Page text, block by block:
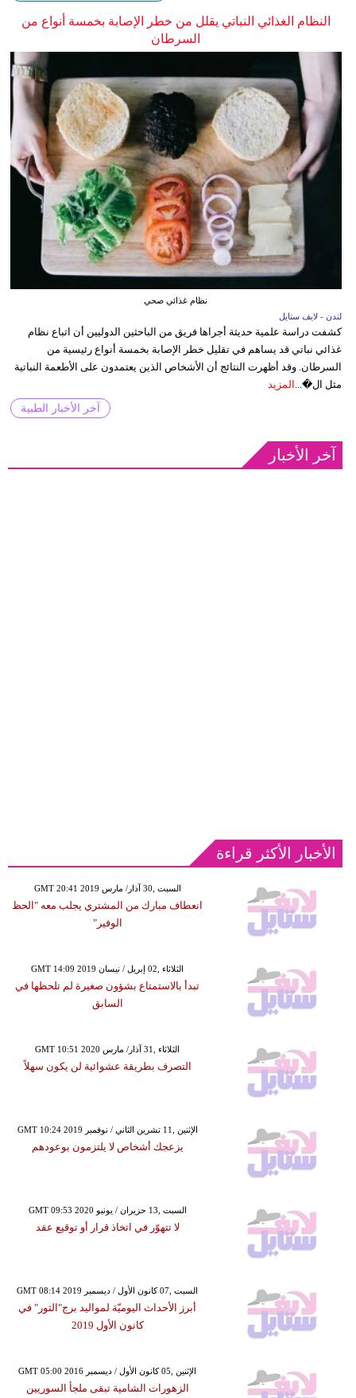
النظام الغذائي النباتي يقلل من خطر الإصابة بخمسة أنواع من
السرطان
نظام غذائي صحي
لندن - لايف ستايل
كشفت دراسة علمية حديثة أجراها فريق من الباحثين الدوليين أن اتباع نظام
غذائي نباتي قد يساهم في تقليل خطر الإصابة بخمسة أنواع رئيسية من
السرطان. وقد أظهرت النتائج أن الأشخاص الذين يعتمدون على الأطعمة النباتية
مثل ال�...
المزيد
آخر الأخبار الطبية
آخر الأخبار
الأخبار الأكثر قراءة
GMT 20:41 2019 السبت ,30 آذار/ مارس
انعطاف مبارك من المشتري يجلب معه "الحظ
الوفير"
GMT 14:09 2019 الثلاثاء ,02 إبريل / نيسان
تبدأ بالاستمتاع بشؤون صغيرة لم تلحظها في
السابق
GMT 10:51 2020 الثلاثاء ,31 آذار/ مارس
التصرف بطريقة عشوائية لن يكون سهلاً
GMT 10:24 2019 الإثنين ,11 تشرين الثاني / نوفمبر
يزعجك أشخاص لا يلتزمون بوعودهم
GMT 09:53 2020 السبت ,13 حزيران / يونيو
لا تتهوّر في اتخاذ قرار أو توقيع عقد
GMT 08:14 2019 السبت ,07 كانون الأول / ديسمبر
أبرز الأحداث اليوميّة لمواليد برج"الثور" في
كانون الأول 2019
GMT 05:00 2016 الإثنين ,05 كانون الأول / ديسمبر
الزهورات الشامية تبقى ملجأ السوريين